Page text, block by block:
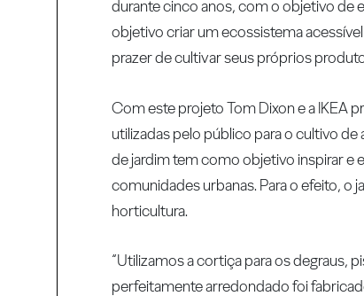
durante cinco anos, com o objetivo de
objetivo criar um ecossistema
prazer de cultivar seus próprios
Com este projeto Tom Dixon e a IKEA
utilizadas pelo público para o cultivo
de jardim tem como objetivo inspirar e
comunidades urbanas. Para o efeito,
horticultura.
“Utilizamos a cortiça para os degraus,
perfeitamente arredondado foi